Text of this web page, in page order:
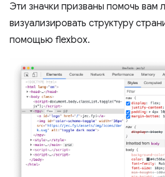
Эти значки призваны помочь вам
визуализировать структуру
помощью flexbox.